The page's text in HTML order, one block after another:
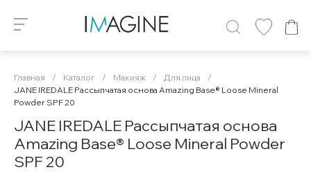
Главная / Каталог / Макияж / Для лица
/
JANE IREDALE Рассыпчатая основа Amazing Base® Loose Mineral
Powder SPF 20
JANE IREDALE Рассыпчатая основа
Amazing Base® Loose Mineral Powder
SPF 20